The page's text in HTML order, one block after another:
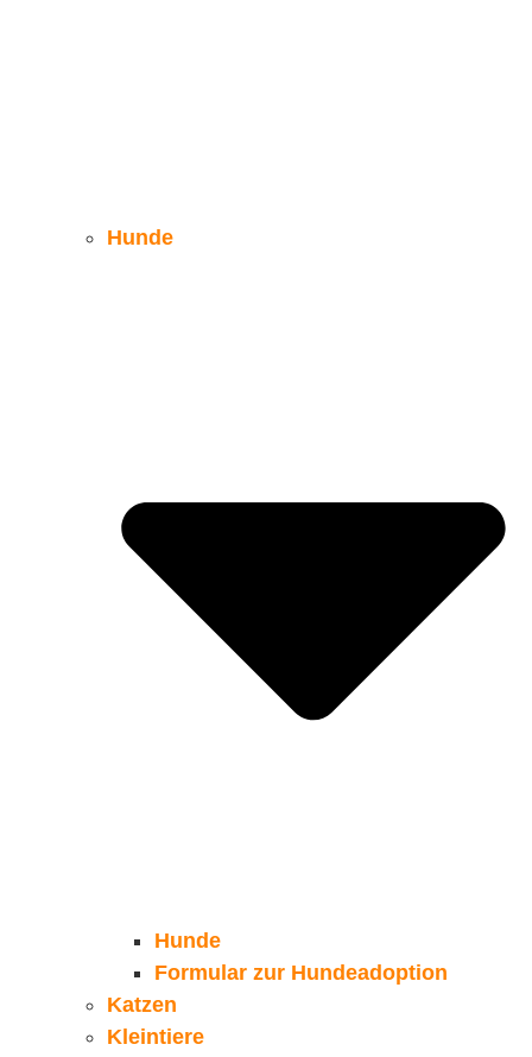
Hunde
Hunde
Formular zur Hundeadoption
Katzen
Kleintiere